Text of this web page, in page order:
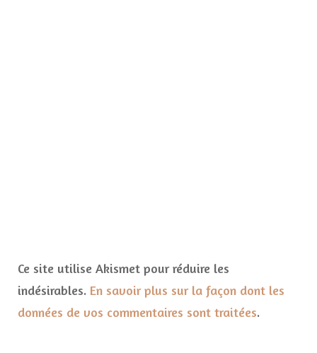
Ce site utilise Akismet pour réduire les
indésirables. En savoir plus sur la façon dont les
données de vos commentaires sont traitées.